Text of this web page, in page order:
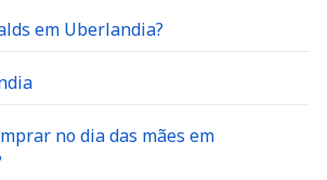
em Uberlandia?
no dia das mães em